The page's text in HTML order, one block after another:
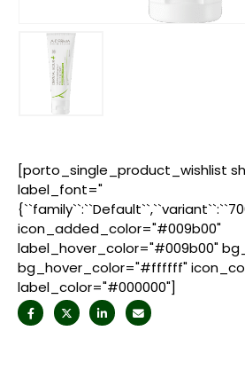
[porto_single_product_wishlist
label_font="
icon_added_color="#009b00"
label_hover_color="#009b00"
bg_hover_color="#ffffff"
label_color="#000000"]